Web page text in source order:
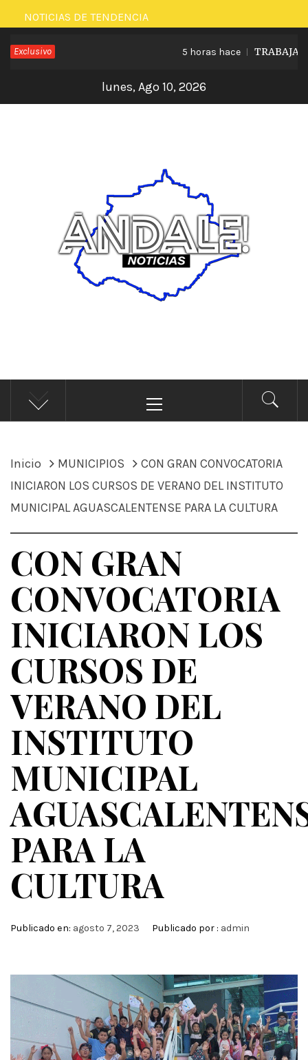
Saltar
al
contenido
NOTICIAS DE TENDENCIA
Exclusivo 5 horas hace TRABAJA
lunes, Ago 10, 2026
ÁNDALE NOTICIAS
Noticias
principal
Inicio MUNICIPIOS
CON GRAN CONVOCATORIA
INICIARON LOS CURSOS DE VERANO DEL INSTITUTO
MUNICIPAL AGUASCALENTENSE PARA LA CULTURA
CON GRAN
CONVOCATORIA
INICIARON LOS
CURSOS DE
VERANO DEL
INSTITUTO
MUNICIPAL
PARA LA
CULTURA
Publicado en: agosto 7, 2023 Publicado por : admin